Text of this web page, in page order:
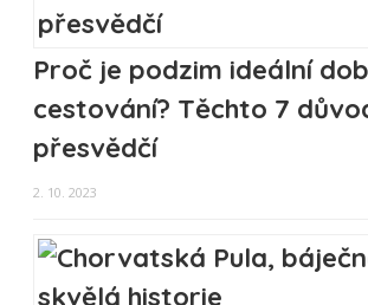
Proč je podzim ideální
cestování? Těchto 7
přesvědčí
2. 10. 2023